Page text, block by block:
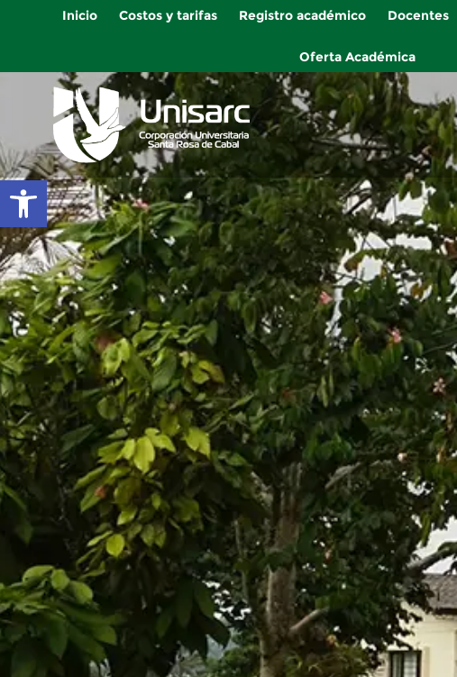
Abrir barra de herramientas
Inicio Costos y tarifas Registro académico Docentes
Oferta Académica